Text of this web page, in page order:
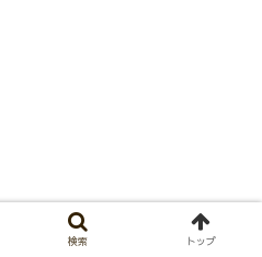
検索 トップ